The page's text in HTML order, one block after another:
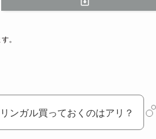
。
ンガル買っておくのはアリ？